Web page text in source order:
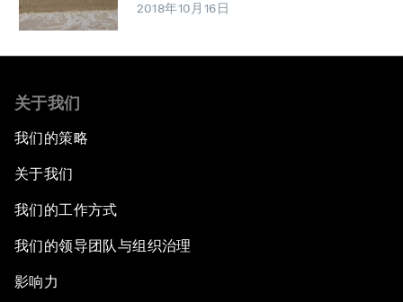
2018年10月16日
关于我们
我们的策略
关于我们
我们的工作方式
我们的领导团队与组织治理
影响力